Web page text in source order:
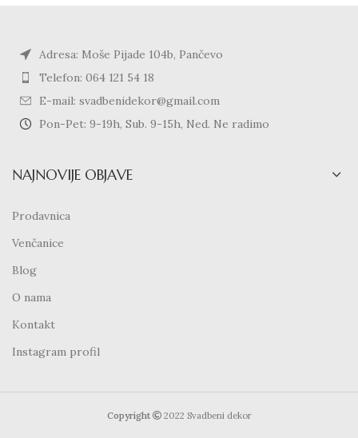
Adresa: Moše Pijade 104b, Pančevo
Telefon: 064 121 54 18
E-mail: svadbenidekor@gmail.com
Pon-Pet: 9-19h, Sub. 9-15h, Ned. Ne radimo
NAJNOVIJE OBJAVE
Prodavnica
Venčanice
Blog
O nama
Kontakt
Instagram profil
Copyright 2022 Svadbeni dekor